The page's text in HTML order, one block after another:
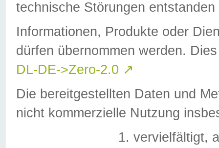
technische Störungen
Informationen, Produkte oder
dürfen übernommen werden.
DL-DE->Zero-2.0 ↗
Die bereitgestellten Daten und
nicht kommerzielle Nutzung
vervielfältigt,